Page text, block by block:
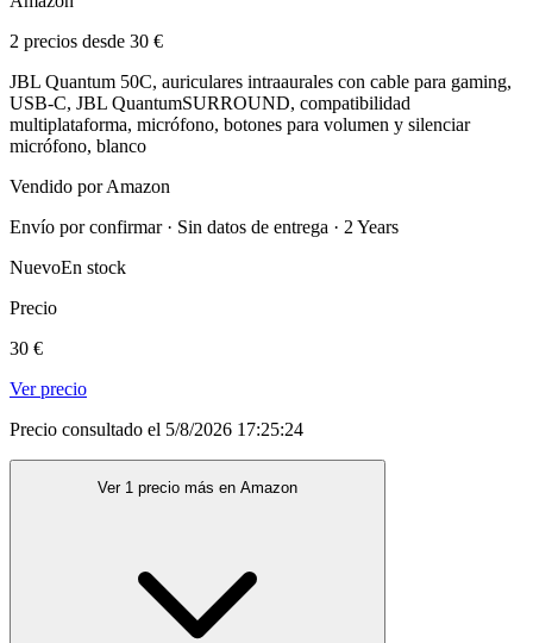
2 precios desde 30 €
JBL Quantum 50C, auriculares intraaurales con cable para gaming,
USB-C, JBL QuantumSURROUND, compatibilidad
multiplataforma, micrófono, botones para volumen y silenciar
micrófono, blanco
Vendido por Amazon
Envío por confirmar · Sin datos de entrega · 2 Years
NuevoEn stock
Precio
30 €
Ver precio
Precio consultado el 5/8/2026 17:25:24
Ver 1 precio más en Amazon